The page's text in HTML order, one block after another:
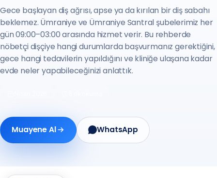
Gece başlayan diş ağrısı, apse ya da kırılan bir diş sabahı
beklemez. Ümraniye ve Ümraniye Santral şubelerimiz her
gün 09:00–03:00 arasında hizmet verir. Bu rehberde
nöbetçi dişçiye hangi durumlarda başvurmanız gerektiğini,
gece hangi tedavilerin yapıldığını ve kliniğe ulaşana kadar
evde neler yapabileceğinizi anlattık.
Muayene Al WhatsApp